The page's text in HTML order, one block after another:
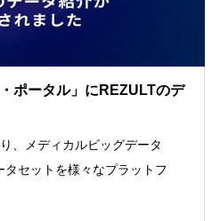
ポータル」にREZULTのデ
、メディカルビッグデータ
タセットを様々なプラットフ